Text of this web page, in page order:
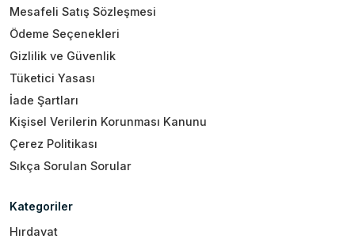
Mesafeli Satış Sözleşmesi
Ödeme Seçenekleri
Gizlilik ve Güvenlik
Tüketici Yasası
İade Şartları
Kişisel Verilerin Korunması Kanunu
Çerez Politikası
Sıkça Sorulan Sorular
Kategoriler
Hırdavat